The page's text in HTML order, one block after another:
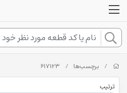
/ برچسب‌ها /
617123
ترتیب